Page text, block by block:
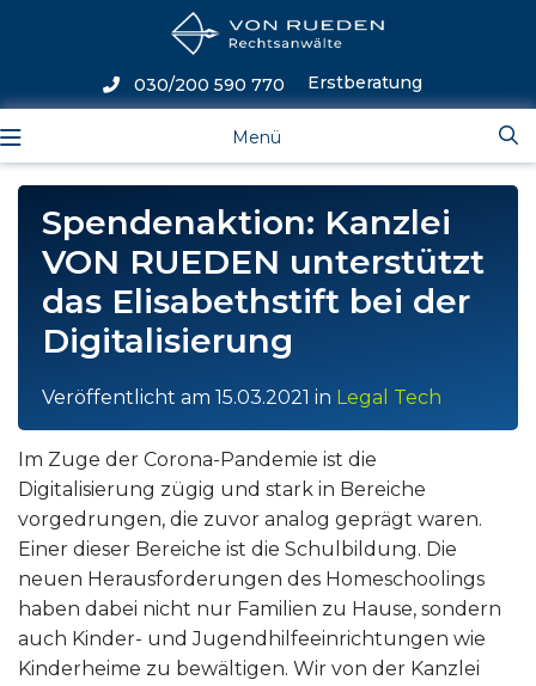
Menü
030/200 590 770 Erstberatung
Spendenaktion: Kanzlei
VON RUEDEN unterstützt
das Elisabethstift bei der
Digitalisierung
Veröffentlicht am 15.03.2021 in Legal Tech
Im Zuge der Corona-Pandemie ist die
Digitalisierung zügig und stark in Bereiche
vorgedrungen, die zuvor analog geprägt waren.
Einer dieser Bereiche ist die Schulbildung. Die
neuen Herausforderungen des Homeschoolings
haben dabei nicht nur Familien zu Hause, sondern
auch Kinder- und Jugendhilfeeinrichtungen wie
Kinderheime zu bewältigen. Wir von der Kanzlei